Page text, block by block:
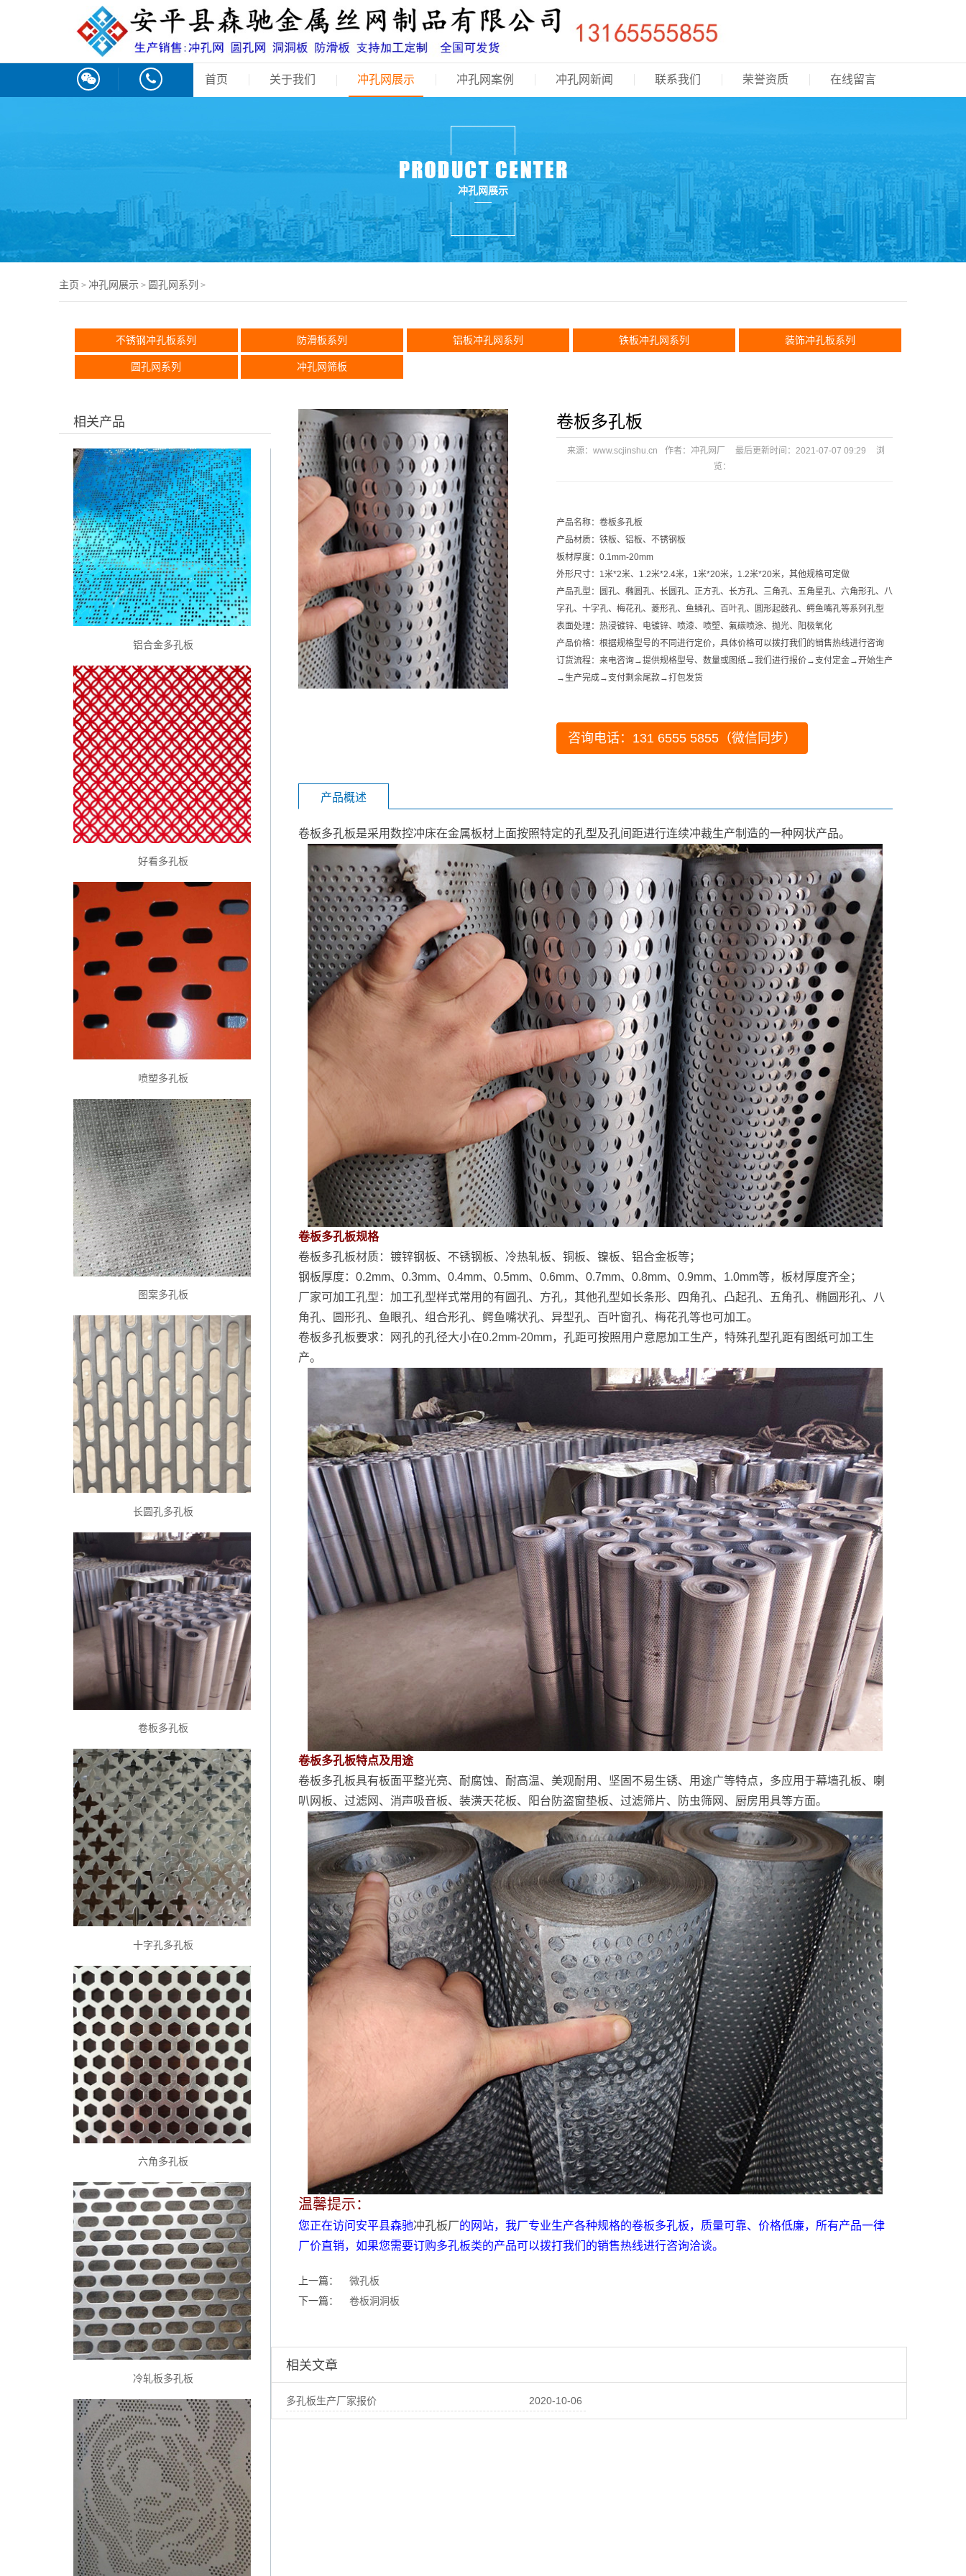
首页 关于我们 冲孔网展示 冲孔网案例 冲孔网新闻 联系我们 荣誉资质 在线留言
冲孔网展示
主页 > 冲孔网展示 > 圆孔网系列 >
不锈钢冲孔板系列 防滑板系列 铝板冲孔网系列 铁板冲孔网系列 装饰冲孔板系列
圆孔网系列 冲孔网筛板
卷板多孔板
来源：www.scjinshu.cn 作者：冲孔网厂 最后更新时间：2021-07-07 09:29
浏
览：
产品名称：卷板多孔板
产品材质：铁板、铝板、不锈钢板
板材厚度：0.1mm-20mm
外形尺寸：1米*2米、1.2米*2.4米，1米*20米，1.2米*20米，其他规格可定做
产品孔型：圆孔、椭圆孔、长圆孔、正方孔、长方孔、三角孔、五角星孔、六角形孔、八
字孔、十字孔、梅花孔、菱形孔、鱼鳞孔、百叶孔、圆形起鼓孔、鳄鱼嘴孔等系列孔型
表面处理：热浸镀锌、电镀锌、喷漆、喷塑、氟碳喷涂、抛光、阳极氧化
产品价格：根据规格型号的不同进行定价，具体价格可以拨打我们的销售热线进行咨询
订货流程：来电咨询→提供规格型号、数量或图纸→我们进行报价→支付定金→开始生产
→生产完成→支付剩余尾款→打包发货
咨询电话：131 6555 5855（微信同步）
产品概述
卷板多孔板是采用数控冲床在金属板材上面按照特定的孔型及孔间距进行连续冲裁生产制造的一种网状产品。
卷板多孔板规格
卷板多孔板材质：镀锌钢板、不锈钢板、冷热轧板、铜板、镍板、铝合金板等；
钢板厚度：0.2mm、0.3mm、0.4mm、0.5mm、0.6mm、0.7mm、0.8mm、0.9mm、1.0mm等，板材厚度齐全；
厂家可加工孔型：加工孔型样式常用的有圆孔、方孔，其他孔型如长条形、四角孔、凸起孔、五角孔、椭圆形孔、八
角孔、圆形孔、鱼眼孔、组合形孔、鳄鱼嘴状孔、异型孔、百叶窗孔、梅花孔等也可加工。
卷板多孔板要求：网孔的孔径大小在0.2mm-20mm，孔距可按照用户意愿加工生产，特殊孔型孔距有图纸可加工生
产。
卷板多孔板特点及用途
卷板多孔板具有板面平整光亮、耐腐蚀、耐高温、美观耐用、坚固不易生锈、用途广等特点，多应用于幕墙孔板、喇
叭网板、过滤网、消声吸音板、装潢天花板、阳台防盗窗垫板、过滤筛片、防虫筛网、厨房用具等方面。
温馨提示：
您正在访问安平县森驰冲孔板厂
的网站，我厂专业生产各种规格的卷板多孔板，质量可靠、价格低廉，所有产品一律
厂价直销，如果您需要订购多孔板类的产品可以拨打我们的销售热线进行咨询洽谈。
上一篇：
微孔板
下一篇：
卷板洞洞板
相关文章
多孔板生产厂家报价 2020-10-06
相关产品
铝合金多孔板
好看多孔板
喷塑多孔板
图案多孔板
长圆孔多孔板
卷板多孔板
十字孔多孔板
六角多孔板
冷轧板多孔板